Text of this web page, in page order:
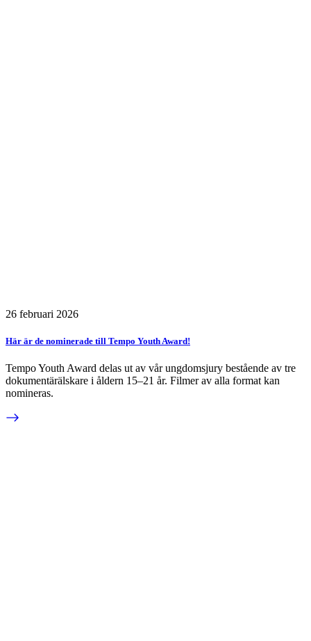
26 februari 2026
Här är de nominerade till Tempo Youth Award!
Tempo Youth Award delas ut av vår ungdomsjury bestående av tre
dokumentärälskare i åldern 15–21 år. Filmer av alla format kan
nomineras.